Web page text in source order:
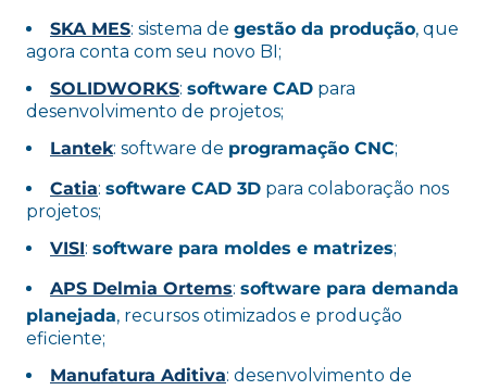
SKA MES: sistema de gestão da produção, que
agora conta com seu novo BI;
SOLIDWORKS: software CAD para
desenvolvimento de projetos;
Lantek: software de programação CNC;
Catia: software CAD 3D para colaboração nos
projetos;
VISI: software para moldes e matrizes;
APS Delmia Ortems: software para demanda
planejada, recursos otimizados e produção
eficiente;
Manufatura Aditiva: desenvolvimento de